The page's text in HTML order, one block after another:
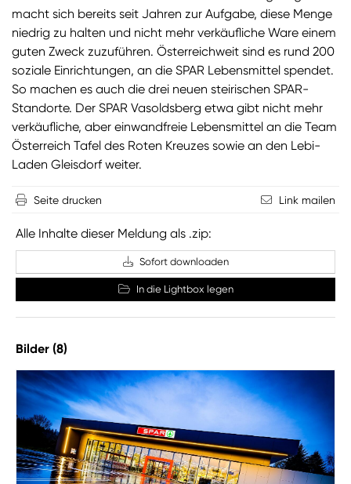
macht sich bereits seit Jahren zur Aufgabe, diese Menge
niedrig zu halten und nicht mehr verkäufliche Ware einem
guten Zweck zuzuführen. Österreichweit sind es rund 200
soziale Einrichtungen, an die SPAR Lebensmittel spendet.
So machen es auch die drei neuen steirischen SPAR-
Standorte. Der SPAR Vasoldsberg etwa gibt nicht mehr
verkäufliche, aber einwandfreie Lebensmittel an die Team
Österreich Tafel des Roten Kreuzes sowie an den Lebi-
Laden Gleisdorf weiter.
Seite drucken Link mailen
Alle Inhalte dieser Meldung als .zip:
Sofort downloaden
In die Lightbox legen
Bilder (8)